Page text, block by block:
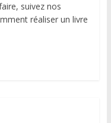
suivez nos
réaliser un livre